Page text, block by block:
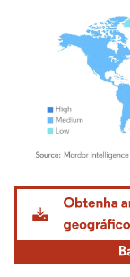
Imagem © Mordor